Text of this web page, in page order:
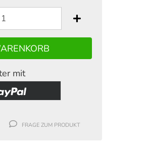
mit
FRAGE ZUM PRODUKT